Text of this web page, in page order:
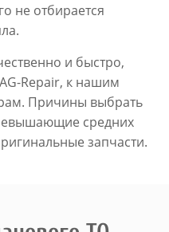
не отбирается
и быстро,
Repair, к нашим
Причины выбрать
средних
запчасти.